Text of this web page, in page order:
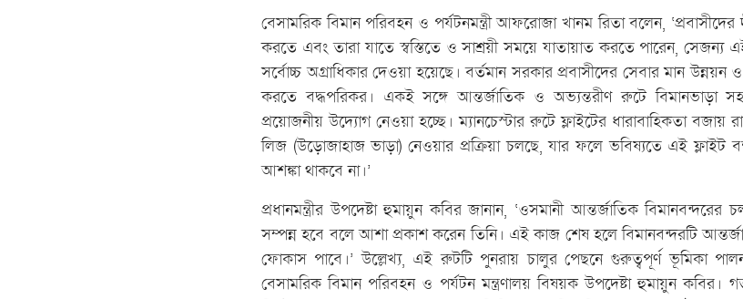
বেসামরিক বিমান পরিবহন ও পর্যটনমন্ত্রী আফরোজা খানম রিতা বলেন, ‘প্রবাসীদের
করতে এবং তারা যাতে স্বস্তিতে ও সাশ্রয়ী সময়ে যাতায়াত করতে পারেন, সেজন্য
সর্বোচ্চ অগ্রাধিকার দেওয়া হয়েছে। বর্তমান সরকার প্রবাসীদের সেবার মান
করতে বদ্ধপরিকর। একই সঙ্গে আন্তর্জাতিক ও অভ্যন্তরীণ রুটে বিমানভাড়া
প্রয়োজনীয় উদ্যোগ নেওয়া হচ্ছে। ম্যানচেস্টার রুটে ফ্লাইটের ধারাবাহিকতা বজায়
লিজ (উড়োজাহাজ ভাড়া) নেওয়ার প্রক্রিয়া চলছে, যার ফলে ভবিষ্যতে এই
আশঙ্কা থাকবে না।’
প্রধানমন্ত্রীর উপদেষ্টা হুমায়ুন কবির জানান, ‘ওসমানী আন্তর্জাতিক বিমানবন্দরের
সম্পন্ন হবে বলে আশা প্রকাশ করেন তিনি। এই কাজ শেষ হলে বিমানবন্দরটি
ফোকাস পাবে।’ উল্লেখ্য, এই রুটটি পুনরায় চালুর পেছনে গুরুত্বপূর্ণ ভূমিকা পালন
বেসামরিক বিমান পরিবহন ও পর্যটন মন্ত্রণালয় বিষয়ক উপদেষ্টা হুমায়ুন কবির।